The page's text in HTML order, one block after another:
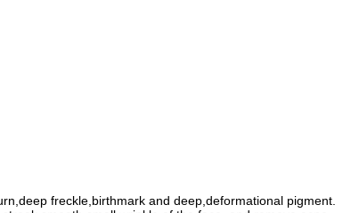
freckle,birthmark and deep,deformational pigment.